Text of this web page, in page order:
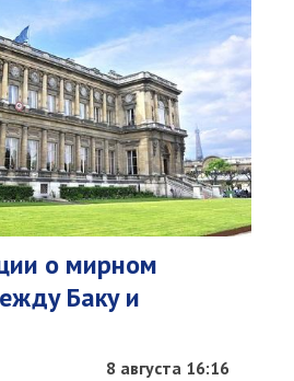
о мирном
Баку и
8 августа 16:16